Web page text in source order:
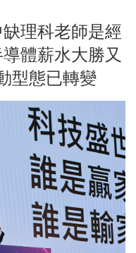
理科老師是經
體薪水大勝又
型態已轉變